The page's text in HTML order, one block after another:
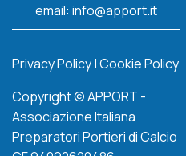
email: info@apport.it
Privacy Policy|Cookie Policy
Copyright © APPORT -
Associazione Italiana
Preparatori Portieri di Calcio